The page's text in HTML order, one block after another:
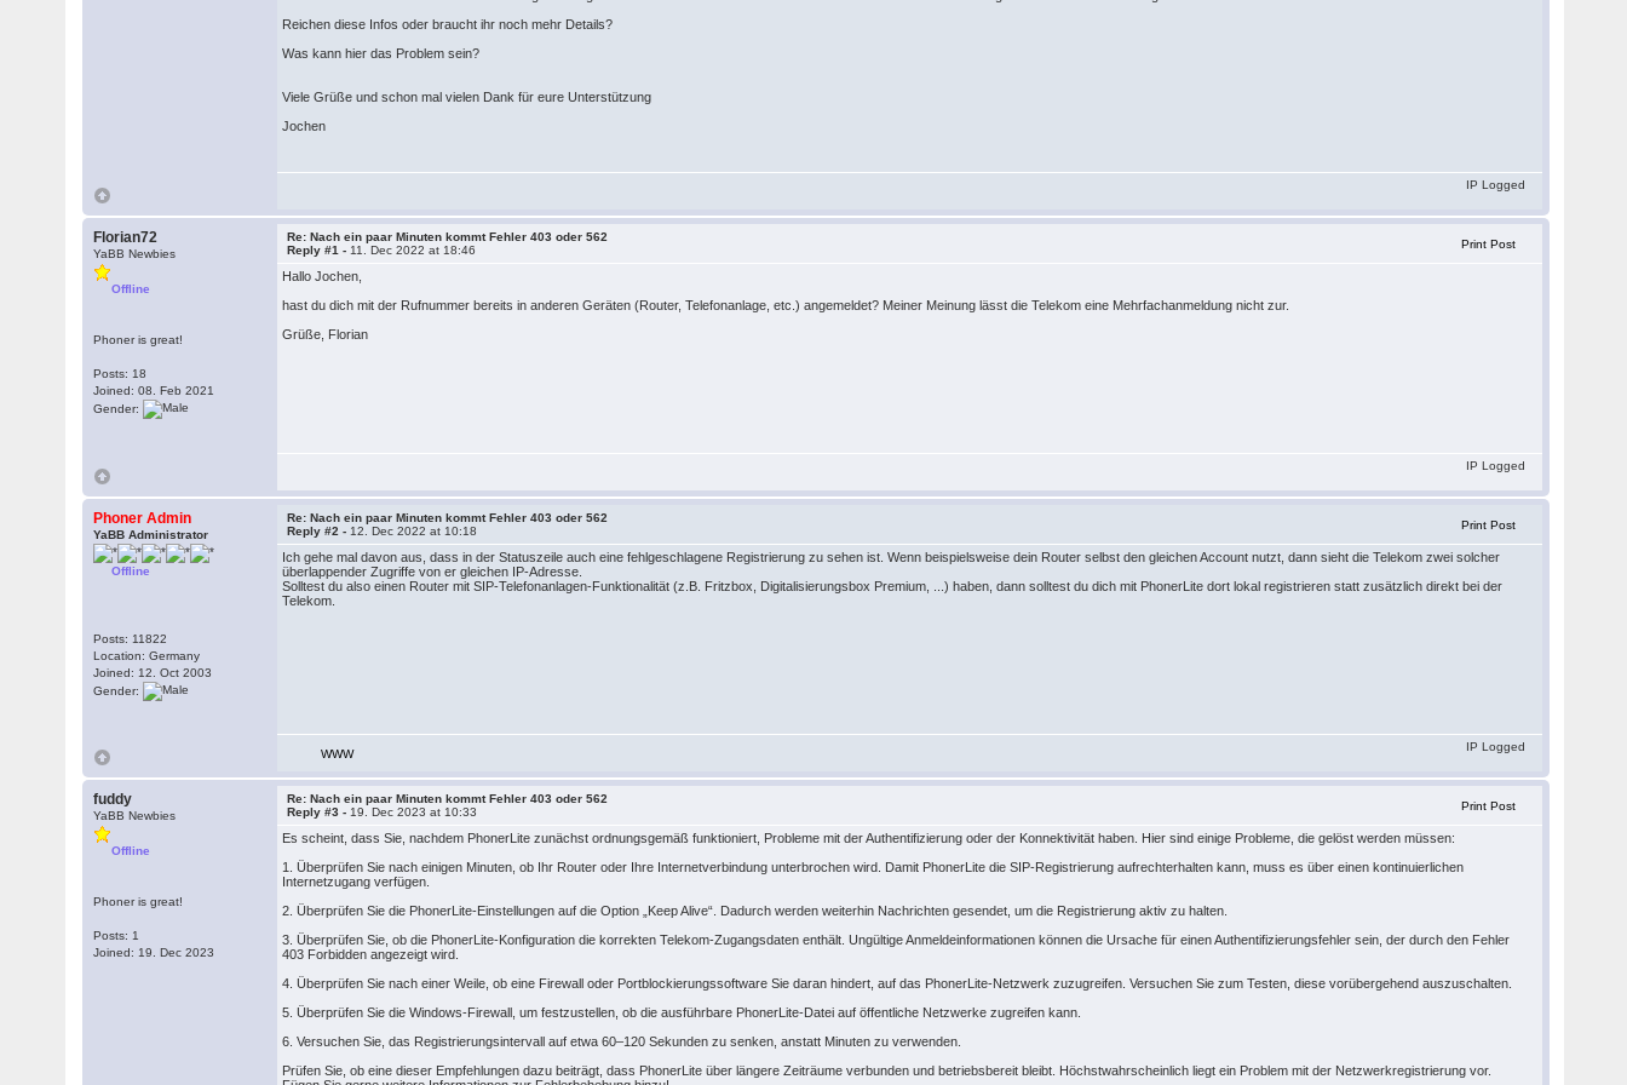
Reichen diese Infos oder braucht ihr noch mehr Details?
Was kann hier das Problem sein?
Viele Grüße und schon mal vielen Dank für eure Unterstützung
Jochen
IP Logged
Florian72
YaBB Newbies
Offline
Phoner is great!
Posts: 18
Joined: 08. Feb 2021
Gender:
Re: Nach ein paar Minuten kommt Fehler 403 oder 562
Reply #1 - 11. Dec 2022 at 18:46 Print Post
Hallo Jochen,
hast du dich mit der Rufnummer bereits in anderen Geräten (Router, Telefonanlage, etc.) angemeldet? Meiner Meinung lässt die Telekom eine Mehrfachanmeldung nicht zur.
Grüße, Florian
IP Logged
Phoner Admin
YaBB Administrator
Offline
Posts: 11822
Location: Germany
Joined: 12. Oct 2003
Gender:
Re: Nach ein paar Minuten kommt Fehler 403 oder 562
Reply #2 - 12. Dec 2022 at 10:18 Print Post
Ich gehe mal davon aus, dass in der Statuszeile auch eine fehlgeschlagene Registrierung zu sehen ist. Wenn beispielsweise dein Router selbst den gleichen Account nutzt, dann sieht die Telekom zwei solcher
überlappender Zugriffe von er gleichen IP-Adresse.
Solltest du also einen Router mit SIP-Telefonanlagen-Funktionalität (z.B. Fritzbox, Digitalisierungsbox Premium, ...) haben, dann solltest du dich mit PhonerLite dort lokal registrieren statt zusätzlich direkt bei der
Telekom.
WWW
IP Logged
fuddy
YaBB Newbies
Offline
Phoner is great!
Posts: 1
Joined: 19. Dec 2023
Re: Nach ein paar Minuten kommt Fehler 403 oder 562
Reply #3 - 19. Dec 2023 at 10:33 Print Post
Es scheint, dass Sie, nachdem PhonerLite zunächst ordnungsgemäß funktioniert, Probleme mit der Authentifizierung oder der Konnektivität haben. Hier sind einige Probleme, die gelöst werden müssen:
1. Überprüfen Sie nach einigen Minuten, ob Ihr Router oder Ihre Internetverbindung unterbrochen wird. Damit PhonerLite die SIP-Registrierung aufrechterhalten kann, muss es über einen kontinuierlichen
Internetzugang verfügen.
2. Überprüfen Sie die PhonerLite-Einstellungen auf die Option „Keep Alive“. Dadurch werden weiterhin Nachrichten gesendet, um die Registrierung aktiv zu halten.
3. Überprüfen Sie, ob die PhonerLite-Konfiguration die korrekten Telekom-Zugangsdaten enthält. Ungültige Anmeldeinformationen können die Ursache für einen Authentifizierungsfehler sein, der durch den Fehler
403 Forbidden angezeigt wird.
4. Überprüfen Sie nach einer Weile, ob eine Firewall oder Portblockierungssoftware Sie daran hindert, auf das PhonerLite-Netzwerk zuzugreifen. Versuchen Sie zum Testen, diese vorübergehend auszuschalten.
5. Überprüfen Sie die Windows-Firewall, um festzustellen, ob die ausführbare PhonerLite-Datei auf öffentliche Netzwerke zugreifen kann.
6. Versuchen Sie, das Registrierungsintervall auf etwa 60–120 Sekunden zu senken, anstatt Minuten zu verwenden.
Prüfen Sie, ob eine dieser Empfehlungen dazu beiträgt, dass PhonerLite über längere Zeiträume verbunden und betriebsbereit bleibt. Höchstwahrscheinlich liegt ein Problem mit der Netzwerkregistrierung vor.